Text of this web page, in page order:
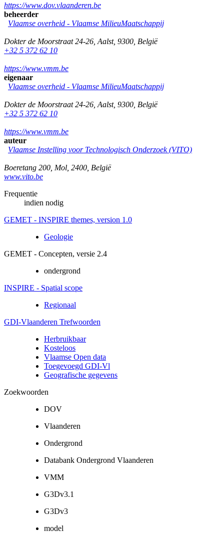
https://www.dov.vlaanderen.be
beheerder
Vlaamse overheid - Vlaamse MilieuMaatschappij
Dokter de Moorstraat 24-26 Aalst, 9300 België
+32 5 372 62 10
https://www.vmm.be
eigenaar
Vlaamse overheid - Vlaamse MilieuMaatschappij
Dokter de Moorstraat 24-26 Aalst, 9300 België
+32 5 372 62 10
https://www.vmm.be
auteur
Vlaamse Instelling voor Technologisch Onderzoek (VITO)
Boeretang 200 Mol 2400 België
www.vito.be
Frequentie
indien nodig
GEMET - INSPIRE themes, version 1.0
Geologie
GEMET - Concepten, versie 2.4
ondergrond
INSPIRE - Spatial scope
Regionaal
GDI-Vlaanderen Trefwoorden
Herbruikbaar
Kosteloos
Vlaamse Open data
Toegevoegd GDI-Vl
Geografische gegevens
Zoekwoorden
DOV
Vlaanderen
Ondergrond
Databank Ondergrond Vlaanderen
VMM
G3Dv3.1
G3Dv3
model